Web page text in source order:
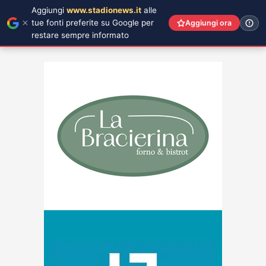
Aggiungi www.stadionews.it alle
tue fonti preferite su Google per
restare sempre informato
Aggiungi ora